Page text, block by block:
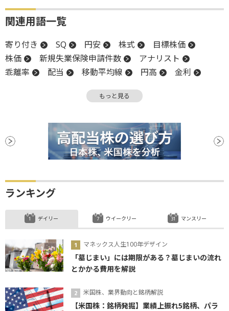
関連用語一覧
寄り付き SQ 円安 株式
目標株価
株価
新規失業保険申請件数
アナリスト
乖離率
配当 移動平均線 円高
金利
米連邦準備制度理事会
金融政策決定会合
堅調 後場
新興市場
CB
続落 調整 日銀 利下げ
もっと見る
ランキング
デイリー
マネックス人生100年デザイン
「墓じまい」には期限がある？墓じまいの流れ
とかかる費用を解説
米国株、業界動向と銘柄解説
【米国株：銘柄発掘】業績上振れ5銘柄、パラ
ウイークリー マンスリー